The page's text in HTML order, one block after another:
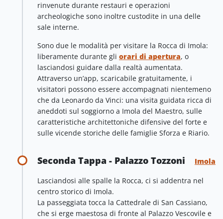
rinvenute durante restauri e operazioni
archeologiche sono inoltre custodite in una delle
sale interne.
Sono due le modalità per visitare la Rocca di Imola:
liberamente durante gli orari di apertura, o
lasciandosi guidare dalla realtà aumentata.
Attraverso un’app, scaricabile gratuitamente, i
visitatori possono essere accompagnati nientemeno
che da Leonardo da Vinci: una visita guidata ricca di
aneddoti sul soggiorno a Imola del Maestro, sulle
caratteristiche architettoniche difensive del forte e
sulle vicende storiche delle famiglie Sforza e Riario.
Seconda Tappa - Palazzo Tozzoni Imola
Lasciandosi alle spalle la Rocca, ci si addentra nel
centro storico di Imola.
La passeggiata tocca la Cattedrale di San Cassiano,
che si erge maestosa di fronte al Palazzo Vescovile e